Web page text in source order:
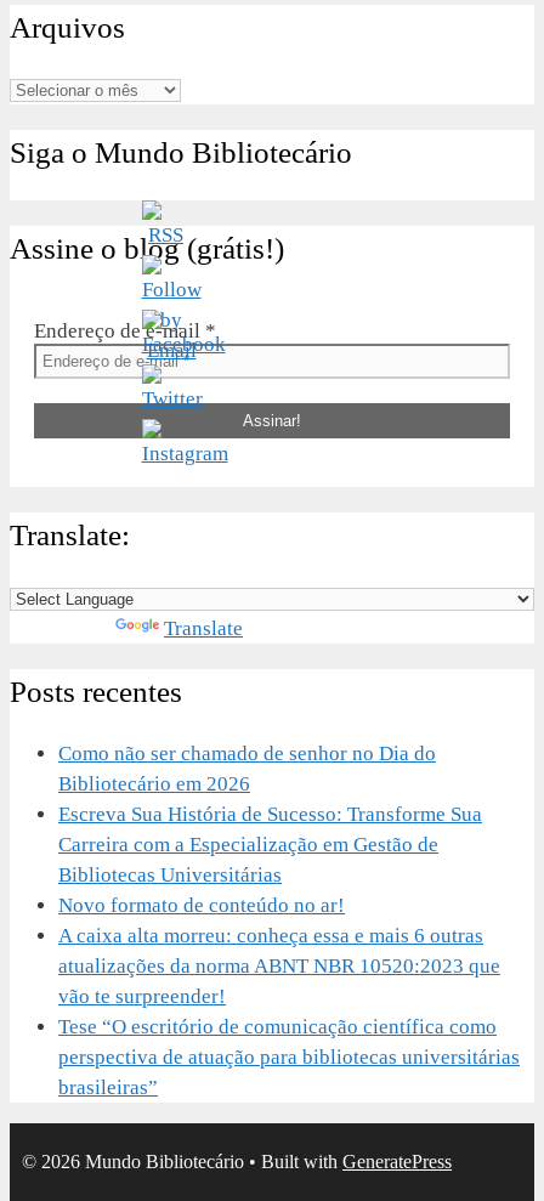
Arquivos
Arquivos
Siga o Mundo Bibliotecário
Assine o blog (grátis!)
Endereço de e-mail *
Translate:
Translate
Posts recentes
Como não ser chamado de senhor no Dia do
Bibliotecário em 2026
Escreva Sua História de Sucesso: Transforme Sua
Carreira com a Especialização em Gestão de
Bibliotecas Universitárias
Novo formato de conteúdo no ar!
A caixa alta morreu: conheça essa e mais 6 outras
atualizações da norma ABNT NBR 10520:2023 que
vão te surpreender!
Tese “O escritório de comunicação científica como
perspectiva de atuação para bibliotecas universitárias
brasileiras”
© 2026 Mundo Bibliotecário • Built with GeneratePress